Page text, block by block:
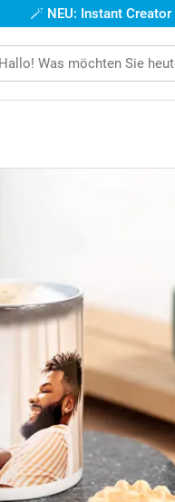
🪄 NEU: Instant Creator